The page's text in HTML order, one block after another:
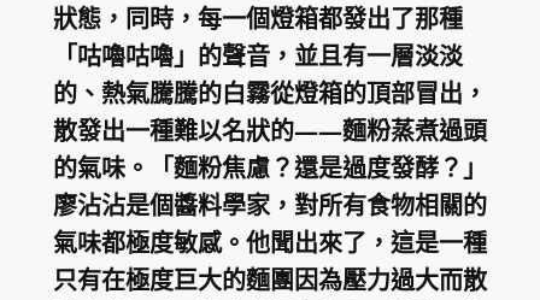
狀態，同時，每一個燈箱都發出了那種
「咕嚕咕嚕」的聲音，並且有一層淡淡
的、熱氣騰騰的白霧從燈箱的頂部冒出，
散發出一種難以名狀的——麵粉蒸煮過頭
的氣味。「麵粉焦慮？還是過度發酵？」
廖沾沾是個醬料學家，對所有食物相關的
氣味都極度敏感。他聞出來了，這是一種
只有在極度巨大的麵團因為壓力過大而散